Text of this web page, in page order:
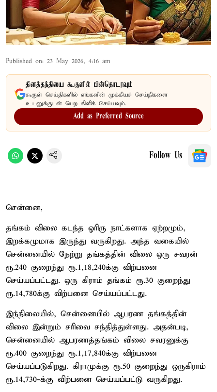
Published on: 23 May 2026, 4:16 am
தினத்தந்தியை கூகுளில் பின்தொடரவும்
கூகுள் செய்திகளில் எங்களின் முக்கியச் செய்திகளை
உடனுக்குடன் பெற கிளிக் செய்யவும்.
Add as Preferred Source
Follow Us
சென்னை,
தங்கம் விலை கடந்த ஓரிரு நாட்களாக ஏற்றமும்,
இறக்கமுமாக இருந்து வருகிறது. அந்த வகையில்
சென்னையில் நேற்று தங்கத்தின் விலை ஒரு சவரன்
ரூ.240 குறைந்து ரூ.1,18,240க்கு விற்பனை
செய்யப்பட்டது. ஒரு கிராம் தங்கம் ரூ.30 குறைந்து
ரூ.14,780க்கு விற்பனை செய்யப்பட்டது.
இந்நிலையில், சென்னையில் ஆபரண தங்கத்தின்
விலை இன்றும் சரிவை சந்தித்துள்ளது. அதன்படி,
சென்னையில் ஆபரணத்தங்கம் விலை சவரனுக்கு
ரூ.400 குறைந்து ரூ.1,17,840க்கு விற்பனை
செய்யப்படுகிறது. கிராமுக்கு ரூ.50 குறைந்து ஒருகிராம்
ரூ.14,730-க்கு விற்பனை செய்யப்பட்டு வருகிறது.